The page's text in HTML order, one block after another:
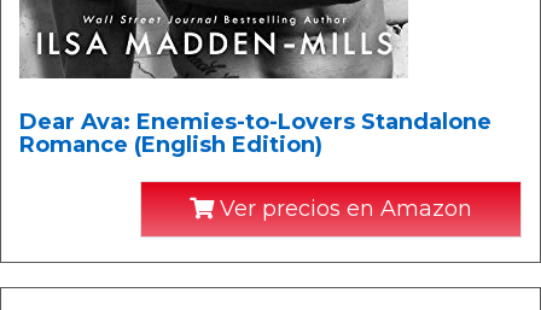
Dear Ava: Enemies-to-Lovers Standalone
Romance (English Edition)
Ver precios en Amazon